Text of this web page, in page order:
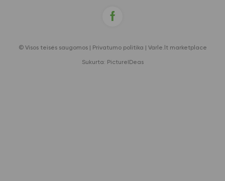
© Visos teisės saugomos | Privatumo politika Varle.lt marketplace
Sukurta: PictureIDeas